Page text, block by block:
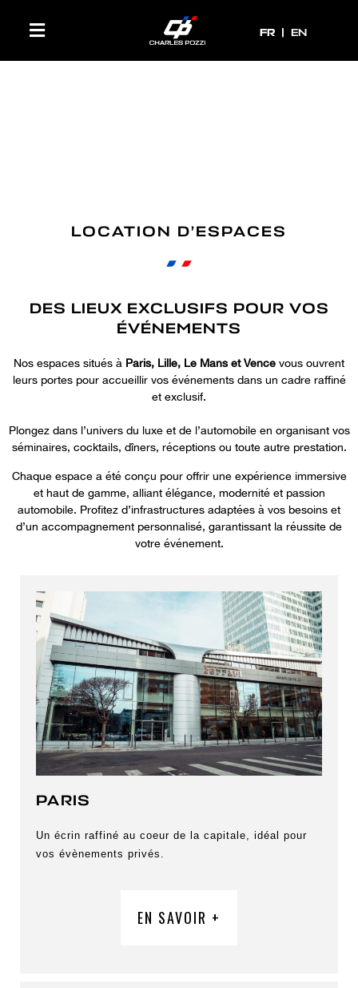
FR
FR EN
LOCATION D’ESPACES
DES LIEUX EXCLUSIFS POUR VOS
ÉVÉNEMENTS
Nos espaces situés à Paris, Lille, Le Mans et Vence vous ouvrent
leurs portes pour accueillir vos événements dans un cadre raffiné
et exclusif.
Plongez dans l’univers du luxe et de l’automobile en organisant vos
séminaires, cocktails, dîners, réceptions ou toute autre prestation.
Chaque espace a été conçu pour offrir une expérience immersive
et haut de gamme, alliant élégance, modernité et passion
automobile. Profitez d’infrastructures adaptées à vos besoins et
d’un accompagnement personnalisé, garantissant la réussite de
votre événement.
PARIS
Un écrin raffiné au coeur de la capitale, idéal pour
vos évènements privés.
EN SAVOIR +